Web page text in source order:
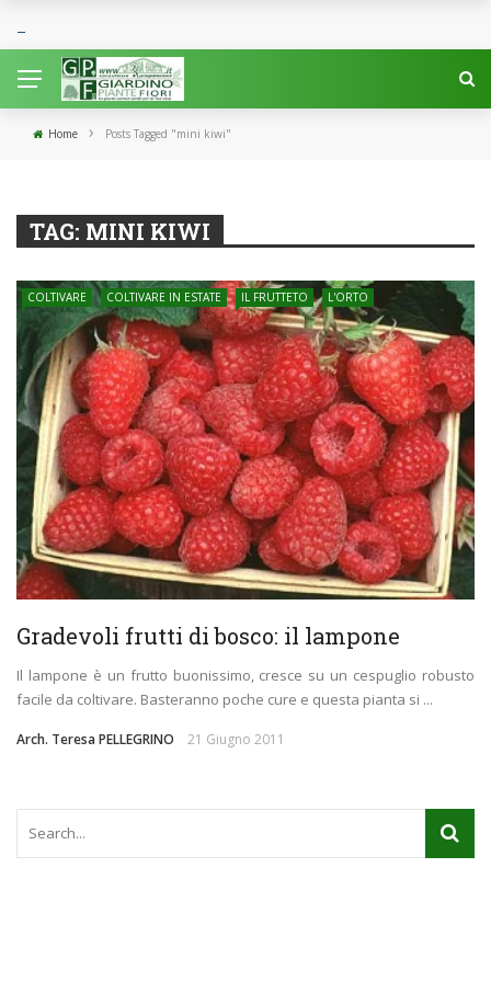
Home › Posts Tagged "mini kiwi"
TAG: MINI KIWI
COLTIVARE COLTIVARE IN ESTATE IL FRUTTETO L'ORTO
Gradevoli frutti di bosco: il lampone
Il lampone è un frutto buonissimo, cresce su un cespuglio robusto
facile da coltivare. Basteranno poche cure e questa pianta si ...
Arch. Teresa PELLEGRINO 21 Giugno 2011